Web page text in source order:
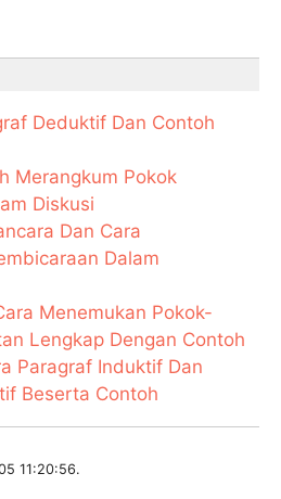
Deduktif Dan Contoh
Merangkum Pokok
Diskusi
Dan Cara
Dalam
Menemukan Pokok-
Lengkap Dengan Contoh
Paragraf Induktif Dan
Beserta Contoh
11:20:56.